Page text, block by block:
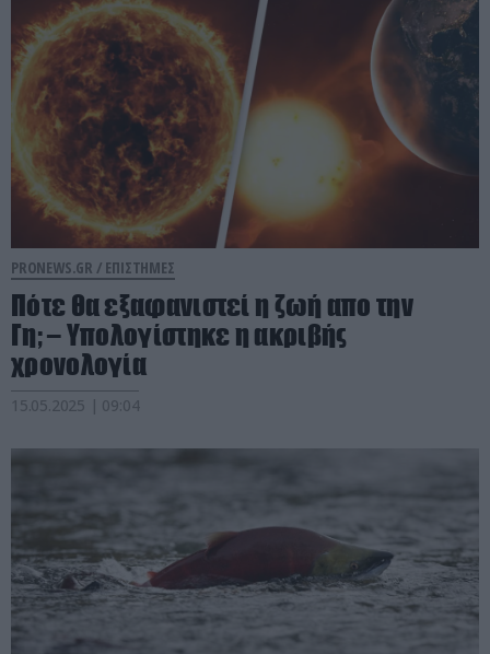
PRONEWS.GR / ΕΠΙΣΤΗΜΕΣ
Πότε θα εξαφανιστεί η ζωή απο την
Γη; – Υπολογίστηκε η ακριβής
χρονολογία
15.05.2025 | 09:04